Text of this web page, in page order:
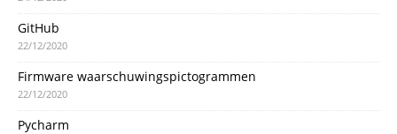
GitHub
22/12/2020
Firmware waarschuwingspictogrammen
22/12/2020
Pycharm